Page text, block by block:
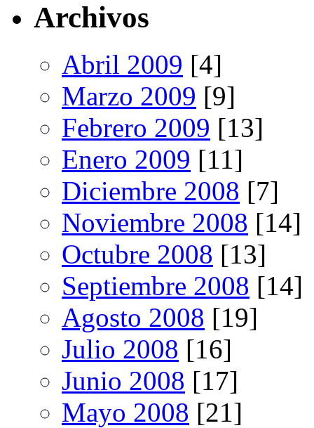
Archivos
Abril 2009 [4]
Marzo 2009 [9]
Febrero 2009 [13]
Enero 2009 [11]
Diciembre 2008 [7]
Noviembre 2008 [14]
Octubre 2008 [13]
Septiembre 2008 [14]
Agosto 2008 [19]
Julio 2008 [16]
Junio 2008 [17]
Mayo 2008 [21]